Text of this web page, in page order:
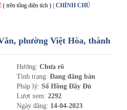
( trên tổng diện tích ) | CHÍNH CHỦ
phường Việt Hòa, thành
Hướng: Chưa rõ
Tình trạng: Đang đăng bán
Pháp lý: Sổ Hồng Đầy Đủ
Lượt xem: 2292
Ngày đăng: 14-04-2023